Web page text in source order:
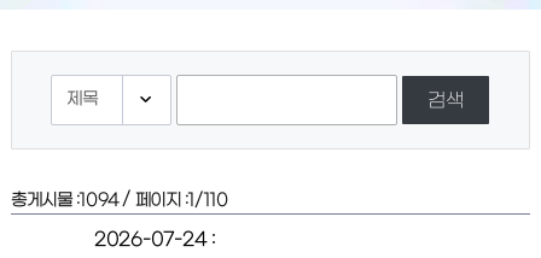
검색
총게시물 :1094/ 페이지 :1/110
2026-07-24